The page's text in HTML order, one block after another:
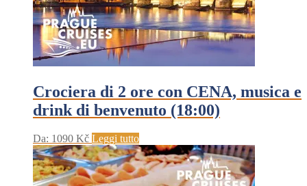
Crociera di 2 ore con CENA, musica e
drink di benvenuto (18:00)
Da: 1090 Kč Leggi tutto